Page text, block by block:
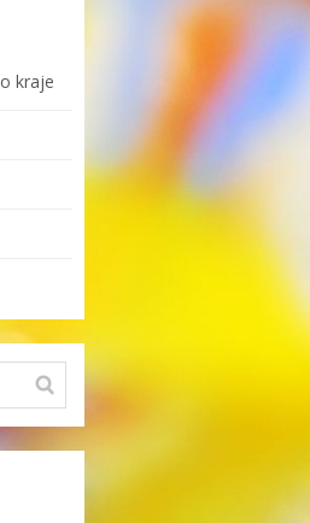
kraje